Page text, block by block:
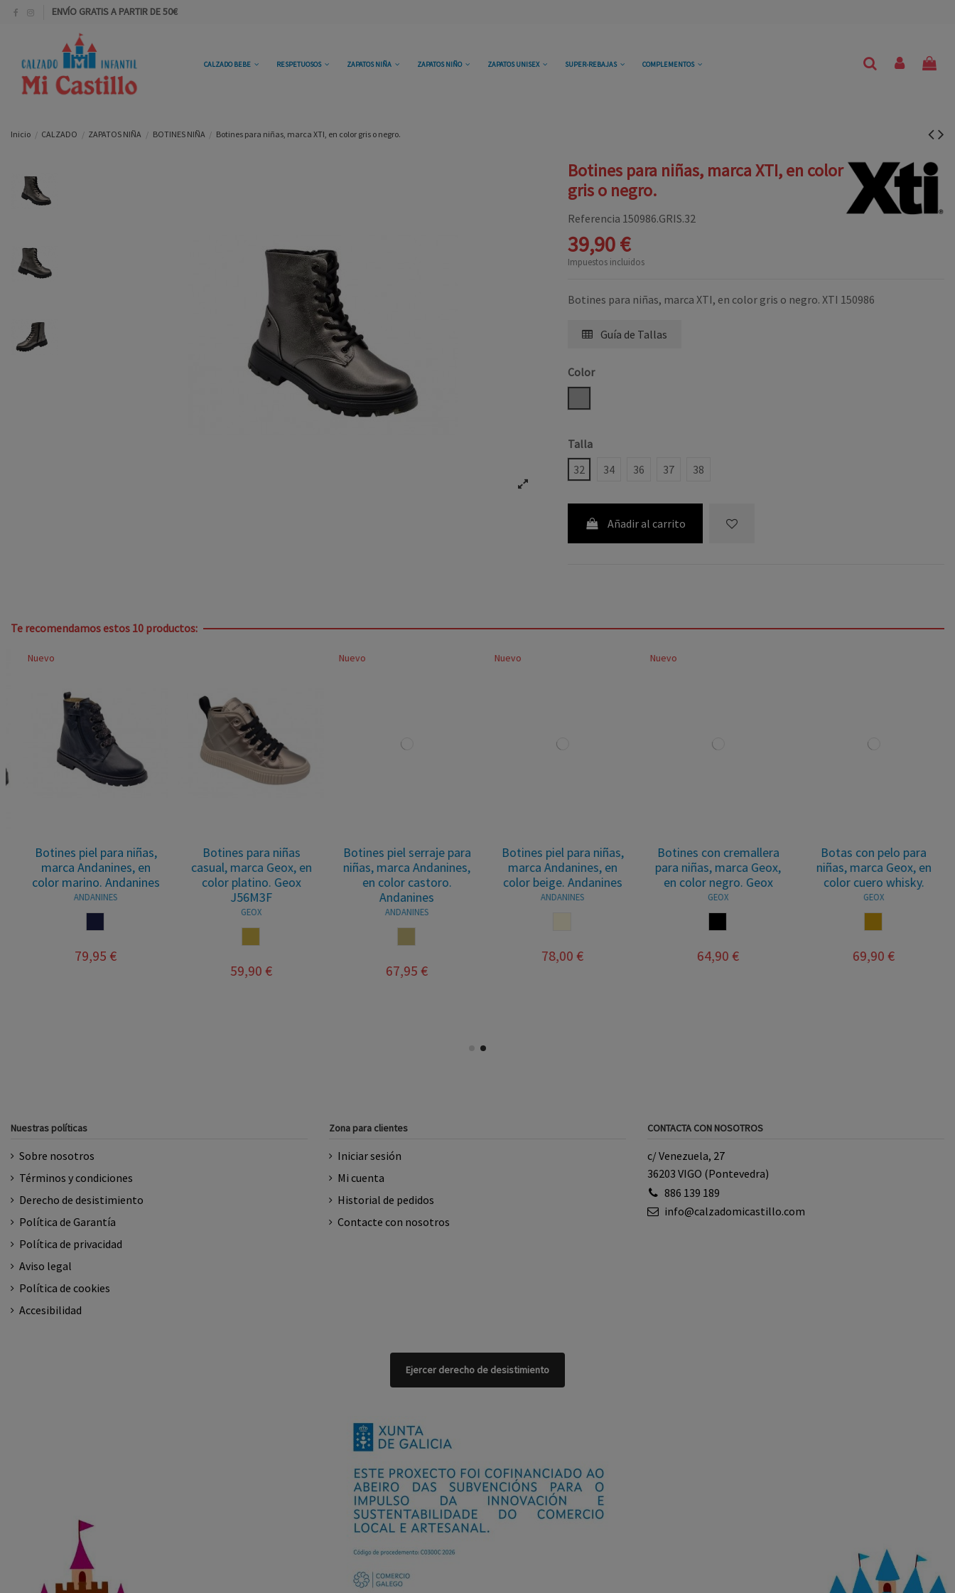
ENVÍO GRATIS A PARTIR DE 50€
CALZADO BEBE RESPETUOSOS ZAPATOS NIÑA ZAPATOS NIÑO ZAPATOS UNISEX SUPER-REBAJAS COMPLEMENTOS
Inicio CALZADO ZAPATOS NIÑA BOTINES NIÑA Botines para niñas, marca XTI, en color gris o negro.
Botines para niñas, marca XTI, en color
gris o negro.
Referencia 150986.GRIS.32
39,90 €
Impuestos incluidos
Botines para niñas, marca XTI, en color gris o negro. XTI 150986
Guía de Tallas
Color
Talla
32
34 36 37 38
Añadir al carrito
Te recomendamos estos 10 productos:
Nuevo
Botines piel para niñas,
marca Andanines, en
color marino. Andanines
ANDANINES
79,95 €
Botines para niñas
casual, marca Geox, en
color platino. Geox
J56M3F
GEOX
59,90 €
Nuevo
Botines piel serraje para
niñas, marca Andanines,
en color castoro.
Andanines
ANDANINES
67,95 €
Nuevo
Botines piel para niñas,
marca Andanines, en
color beige. Andanines
ANDANINES
78,00 €
Nuevo
Botines con cremallera
para niñas, marca Geox,
en color negro. Geox
GEOX
64,90 €
Botas con pelo para
niñas, marca Geox, en
color cuero whisky.
GEOX
69,90 €
Nuestras políticas
Sobre nosotros
Términos y condiciones
Derecho de desistimiento
Política de Garantía
Política de privacidad
Aviso legal
Política de cookies
Accesibilidad
Zona para clientes
Iniciar sesión
Mi cuenta
Historial de pedidos
Contacte con nosotros
CONTACTA CON NOSOTROS
c/ Venezuela, 27
36203 VIGO (Pontevedra)
886 139 189
info@calzadomicastillo.com
Ejercer derecho de desistimiento